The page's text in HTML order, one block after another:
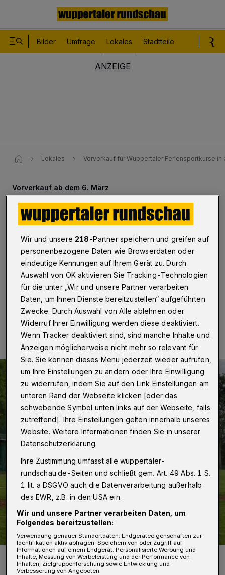
Bilder Umfrage Lokales Stadtteile
Lokales Vorverkauf für Wuppertaler Feriensportkurse in
Vorverkauf ab dem 6. März
Feriensportkurse in den
Osterferien
In Wuppertal werden in den Osterferien wieder
Feriensport-Kurse angeboten. Die Plätze können ab
dem 6. März 2023 um 8 Uhr gebucht werden.
01.03.2023 , 11:00 Uhr Eine Minute Lesezeit
Auch Baseball steht auf dem Programm (Symbolbild).
Foto: Frank Pechtel
Wir und unsere 218-Partner speichern und greifen auf
personenbezogene Daten wie Browserdaten oder
eindeutige Kennungen auf Ihrem Gerät zu. Durch
Auswahl von OK aktivieren Sie Tracking-Technologien
für die unter „Wir und unsere Partner verarbeiten
Daten, um Ihnen Dienste bereitzustellen“ aufgeführten
Zwecke. Durch Auswahl von Alle ablehnen oder
Widerruf Ihrer Einwilligung werden diese deaktiviert.
Wenn Tracker deaktiviert sind, sind manche Inhalte und
Anzeigen möglicherweise nicht mehr so relevant für
Sie. Sie können dieses Menü jederzeit wieder aufrufen,
um Ihre Einstellungen zu ändern oder Ihre Einwilligung
zu widerrufen, indem Sie auf den Link Einstellungen am
unteren Rand der Webseite klicken [oder das
schwebende Symbol unten links auf der Webseite, falls
zutreffend]. Ihre Einstellungen gelten innerhalb unseres
Website. Weitere Informationen finden Sie in unserer
Datenschutzerklärung.
Ihre Zustimmung umfasst alle wuppertaler-
rundschau.de-Seiten und schließt gem. Art. 49 Abs. 1 S.
1 lit. a DSGVO auch die Datenverarbeitung außerhalb
des EWR, z.B. in den USA ein.
Wir und unsere Partner verarbeiten Daten, um
Folgendes bereitzustellen:
Verwendung genauer Standortdaten. Endgeräteeigenschaften zur
Identifikation aktiv abfragen. Speichern von oder Zugriff auf
Informationen auf einem Endgerät. Personalisierte Werbung und
Inhalte, Messung von Werbeleistung und der Performance von
Inhalten, Zielgruppenforschung sowie Entwicklung und
Verbesserung von Angeboten.